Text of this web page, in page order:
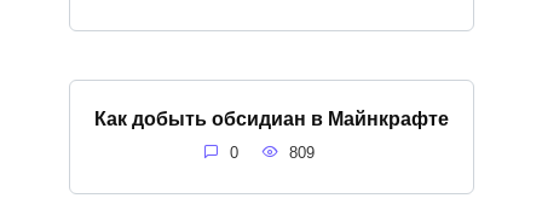
Как добыть обсидиан в Майнкрафте
0 809